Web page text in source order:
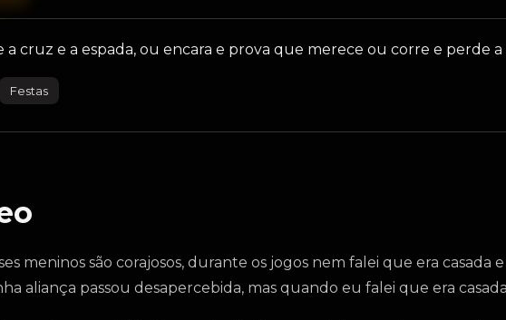
cruz e a espada, ou encara e prova que merece ou corre e perde a
Festas
meninos são corajosos, durante os jogos nem falei que era casada
aliança passou desapercebida, mas quando eu falei que era